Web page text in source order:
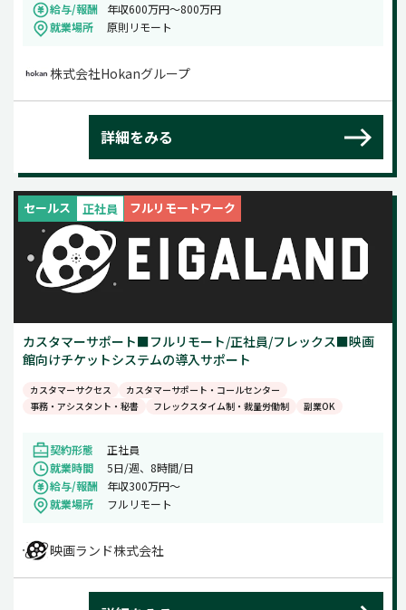
給与/報酬
年収600万円～800万円
就業場所
原則リモート
株式会社Hokanグループ
詳細をみる
セールス 正社員 フルリモートワーク
カスタマーサポート■フルリモート/正社員/フレックス■映画
館向けチケットシステムの導入サポート
カスタマーサクセス
カスタマーサポート・コールセンター
事務・アシスタント・秘書
フレックスタイム制・裁量労働制 副業OK
契約形態
正社員
就業時間
5日/週、8時間/日
給与/報酬
年収300万円～
就業場所
フルリモート
映画ランド株式会社